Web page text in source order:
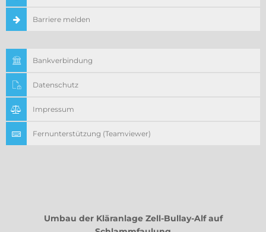
Barriere melden
Bankverbindung
Datenschutz
Impressum
Fernunterstützung (Teamviewer)
Umbau der Kläranlage Zell-Bullay-Alf auf